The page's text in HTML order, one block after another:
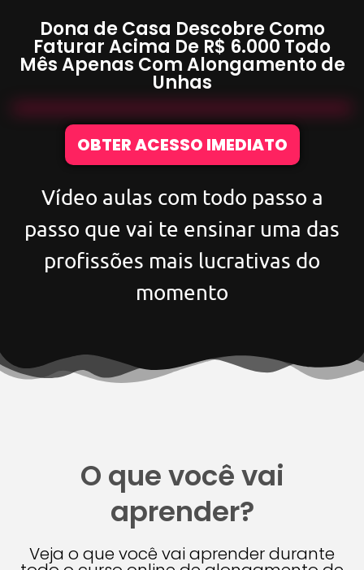
Dona de Casa Descobre Como
Faturar Acima De R$ 6.000 Todo
Mês Apenas ComAlongamento de
Unhas
OBTER ACESSO IMEDIATO
Vídeo aulas com todo passo a
passo que vai te ensinar uma das
profissões mais lucrativas do
momento
O que você vai
aprender?
Veja o que você vai aprender durante